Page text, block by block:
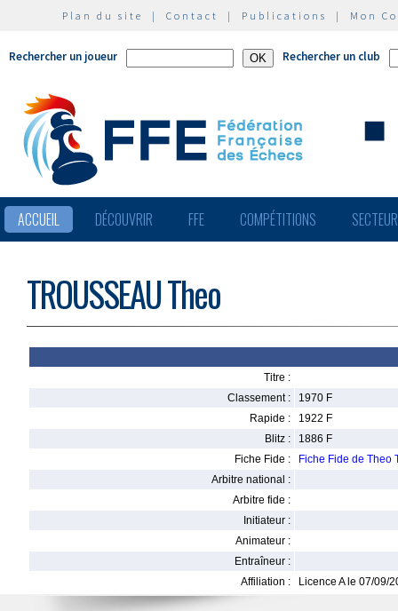
Plan du site | Contact | Publications | Mon
Rechercher un joueur Rechercher un club
ACCUEIL DÉCOUVRIR FFE COMPÉTITIONS
TROUSSEAU Theo
Titre :
Classement :
1970 F
Rapide :
1922 F
Blitz :
1886 F
Fiche Fide :
Fiche Fide de Theo
Arbitre national :
Arbitre fide :
Initiateur :
Animateur :
Entraîneur :
Affiliation :
Licence A le 07/09/